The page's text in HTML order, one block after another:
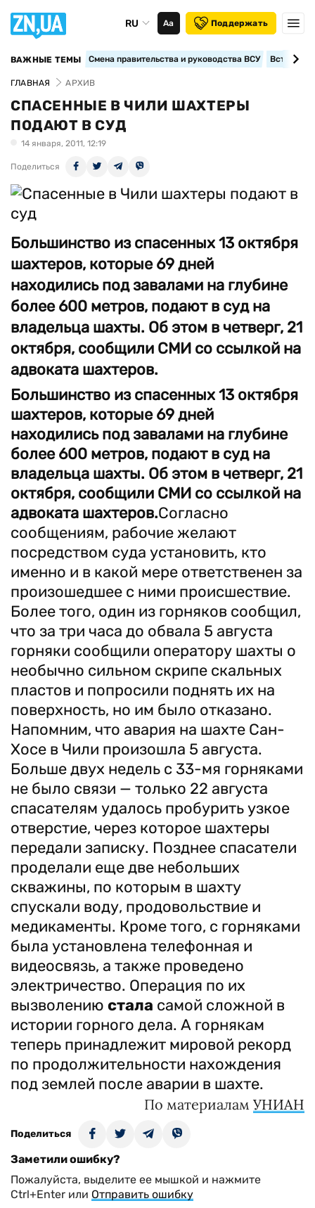
RU Аа Поддержать
ВАЖНЫЕ ТЕМЫ Смена правительства и руководства ВСУ
ГЛАВНАЯ АРХИВ
СПАСЕННЫЕ В ЧИЛИ ШАХТЕРЫ
ПОДАЮТ В СУД
14 января, 2011, 12:19
Поделиться
Большинство из спасенных 13 октября
шахтеров, которые 69 дней
находились под завалами на глубине
более 600 метров, подают в суд на
владельца шахты. Об этом в четверг, 21
октября, сообщили СМИ со ссылкой на
адвоката шахтеров.
Большинство из спасенных 13 октября
шахтеров, которые 69 дней
находились под завалами на глубине
более 600 метров, подают в суд на
владельца шахты. Об этом в четверг, 21
октября, сообщили СМИ со ссылкой на
адвоката шахтеров.Согласно
сообщениям, рабочие желают
посредством суда установить, кто
именно и в какой мере ответственен за
произошедшее с ними происшествие.
Более того, один из горняков сообщил,
что за три часа до обвала 5 августа
горняки сообщили оператору шахты о
необычно сильном скрипе скальных
пластов и попросили поднять их на
поверхность, но им было отказано.
Напомним, что авария на шахте Сан-
Хосе в Чили произошла 5 августа.
Больше двух недель с 33-мя горняками
не было связи — только 22 августа
спасателям удалось пробурить узкое
отверстие, через которое шахтеры
передали записку. Позднее спасатели
проделали еще две небольших
скважины, по которым в шахту
спускали воду, продовольствие и
медикаменты. Кроме того, с горняками
была установлена телефонная и
видеосвязь, а также проведено
электричество. Операция по их
вызволению стала самой сложной в
истории горного дела. А горнякам
теперь принадлежит мировой рекорд
по продолжительности нахождения
под землей после аварии в шахте.
По материалам УНИАН
Поделиться
Заметили ошибку?
Пожалуйста, выделите ее мышкой и нажмите
Ctrl+Enter или Отправить ошибку